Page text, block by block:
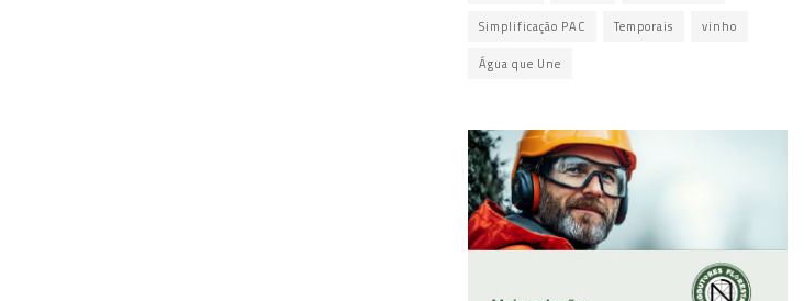
Simplificação PAC Temporais vinho
Água que Une